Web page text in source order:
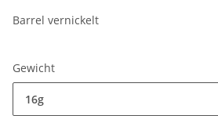
Barrel vernickelt
Gewicht
16g